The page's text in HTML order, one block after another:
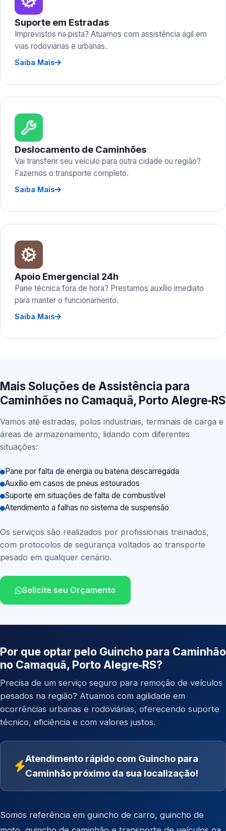
Suporte em Estradas
Imprevistos na pista? Atuamos com assistência ágil em
vias rodoviárias e urbanas.
Saiba Mais
Deslocamento de Caminhões
Vai transferir seu veículo para outra cidade ou região?
Fazemos o transporte completo.
Saiba Mais
Apoio Emergencial 24h
Pane técnica fora de hora? Prestamos auxílio imediato
para manter o funcionamento.
Saiba Mais
Mais Soluções de Assistência para
Caminhões no Camaquã, Porto Alegre‑RS
Vamos até estradas, polos industriais, terminais de carga e
áreas de armazenamento, lidando com diferentes
situações:
Pane por falta de energia ou bateria descarregada
Auxílio em casos de pneus estourados
Suporte em situações de falta de combustível
Atendimento a falhas no sistema de suspensão
Os serviços são realizados por profissionais treinados,
com protocolos de segurança voltados ao transporte
pesado em qualquer cenário.
Solicite seu Orçamento
Por que optar pelo Guincho para Caminhão
no Camaquã, Porto Alegre‑RS?
Precisa de um serviço seguro para remoção de veículos
pesados na região? Atuamos com agilidade em
ocorrências urbanas e rodoviárias, oferecendo suporte
técnico, eficiência e com valores justos.
Atendimento rápido com Guincho para
Caminhão próximo da sua localização!
Somos referência em guincho de carro, guincho de